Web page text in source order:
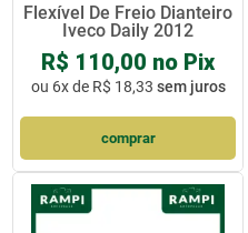
Flexível De Freio Dianteiro
Iveco Daily 2012
R$ 110,00 no Pix
ou 6x de R$ 18,33 sem juros
comprar